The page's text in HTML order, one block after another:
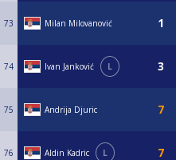
73 Milan Milovanović
74 Ivan Janković L
75 Andrija Djuric
76 Aldin Kadric L